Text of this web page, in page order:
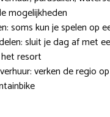
mogelijkheden
soms kun je spelen op
sluit je dag af met
resort
verken de regio